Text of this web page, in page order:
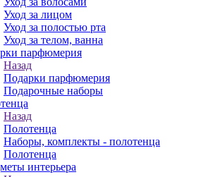
Уход за лицом
Уход за полостью рта
Уход за телом, ванна
парфюмерия
Назад
Подарки парфюмерия
Подарочные наборы
Назад
Полотенца
Наборы, комплекты - полотенца
Полотенца
интерьера